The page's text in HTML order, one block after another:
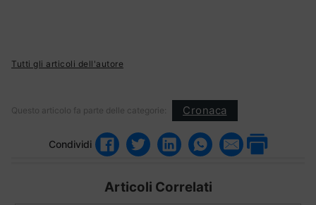
Tutti gli articoli dell'autore
Questo articolo fa parte delle categorie: Cronaca
Condividi
Articoli Correlati